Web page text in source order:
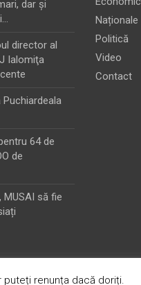
dar şi
director al
Ialomiţa
Puchiardeala
64 de
de
MUSAI să fie
Naționale
Politică
Video
Contact
renunța dacă doriți.